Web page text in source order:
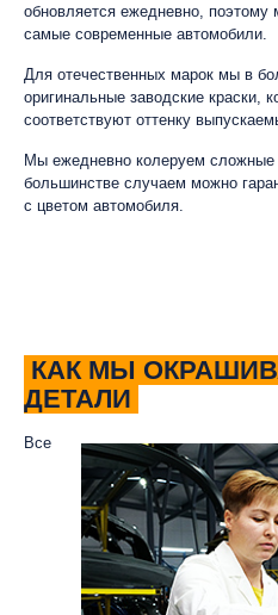
обновляется ежедневно,
самые современные автомобили.
Для отечественных марок мы в
оригинальные заводские краски,
соответствуют оттенку
Мы ежедневно колеруем сложные
большинстве случаем можно
с цветом автомобиля.
КАК МЫ
ДЕТАЛИ
Все